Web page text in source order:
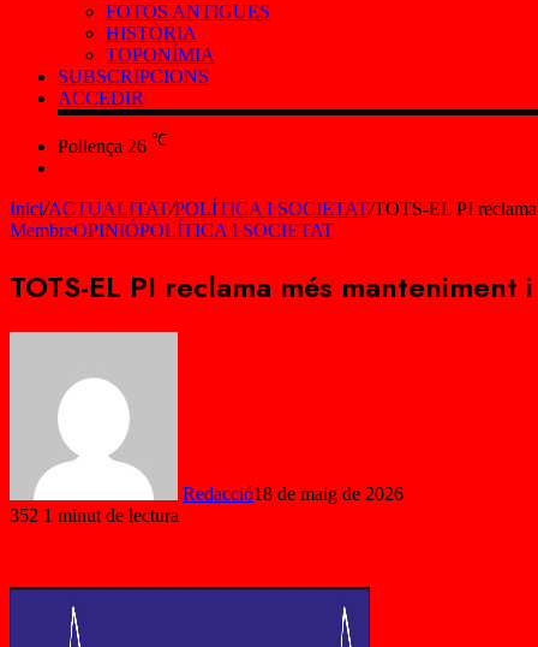
FOTOS ANTIGUES
HISTÒRIA
TOPONÍMIA
SUBSCRIPCIONS
ACCEDIR
Pollença 26 ℃
Inici/ACTUALITAT/POLÍTICA I SOCIETAT/TOTS-EL PI reclama
MembreOPINIÓPOLÍTICA I SOCIETAT
TOTS-EL PI reclama més
Redacció18 de maig de 2026
352 1 minut de lectura